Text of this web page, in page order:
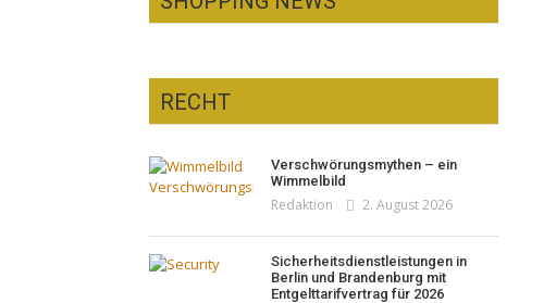
Optiker – fit für die
Redaktion 23. Juli 2026
Sale und neuer Kollektion
Redaktion 19. Juli 2026
Woher kommt der Honig? – Neue
EU-Regeln gelten 14. Juni
Redaktion 13. Juni 2026
RECHT
Verschwörungsmythen – ein
Wimmelbild
Redaktion 2. August 2026
Sicherheitsdienstleistungen in
Berlin und Brandenburg mit
Entgelttarifvertrag für 2026